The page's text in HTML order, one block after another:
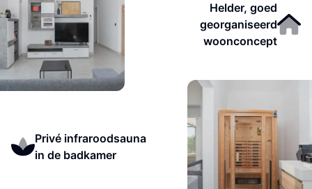
Helder, goed
georganiseerd
woonconcept
Privé infraroodsauna
in de badkamer